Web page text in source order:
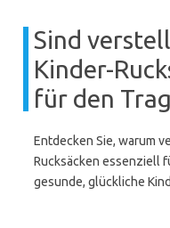
Sind
Kinder-
für den
Entdecken Sie, warum
Rucksäcken essenziell
gesunde, glückliche